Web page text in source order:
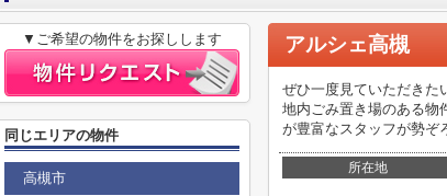
アルシェ高槻
ぜひ一度見ていただきた
地内ごみ置き場のある物
が豊富なスタッフが勢ぞ
所在地
▼ご希望の物件をお探しします
同じエリアの物件
高槻市